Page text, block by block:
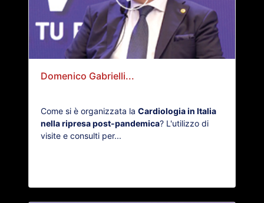
Domenico Gabrielli...
Come si è organizzata la Cardiologia in Italia
nella ripresa post-pandemica? L'utilizzo di
visite e consulti per...